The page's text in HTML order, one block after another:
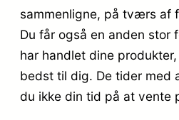
sammenligne, på tværs af
Du får også en anden
har handlet dine
bedst til dig. De tider med
du ikke din tid på at vente